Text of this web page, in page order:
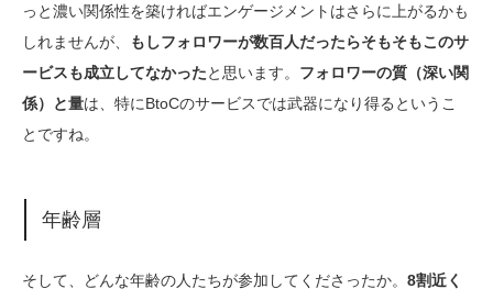
っと濃い関係性を築ければエンゲージメントはさらに上がるかも
しれませんが、
もしフォロワーが数百人だったらそもそもこのサ
ービスも成立してなかったと思います。 フォロワーの質（深い関
係）と量は、特にBtoCのサービスでは武器になり得るというこ
とですね。
年齢層
そして、どんな年齢の人たちが参加してくださったか。 8割近く